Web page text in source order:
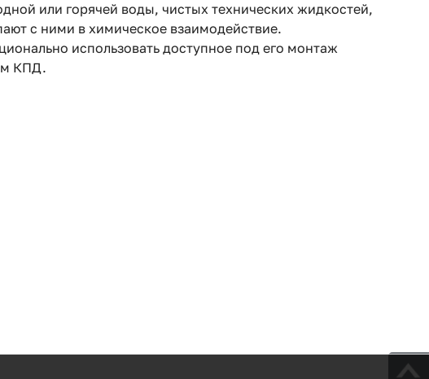
или горячей воды, чистых технических жидкостей,
с ними в химическое взаимодействие.
использовать доступное под его монтаж
КПД.